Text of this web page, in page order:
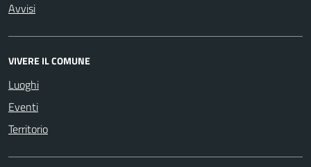
Avvisi
VIVERE IL COMUNE
Luoghi
Eventi
Territorio